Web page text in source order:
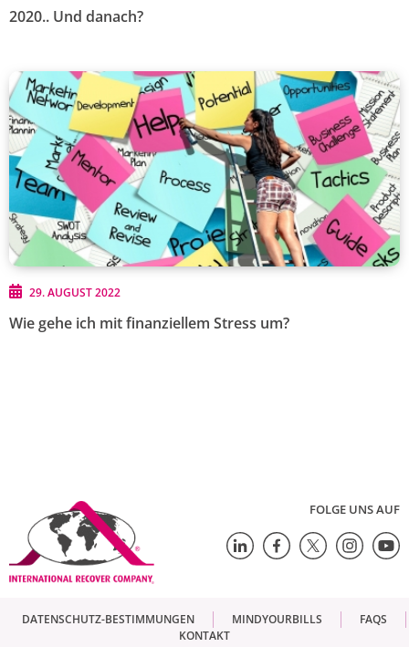
2020.. Und danach?
Wie gehe ich mit finanziellem Stress um?
29. AUGUST 2022
FOLGE UNS AUF
DATENSCHUTZ-BESTIMMUNGEN MINDYOURBILLS
FAQS
KONTAKT